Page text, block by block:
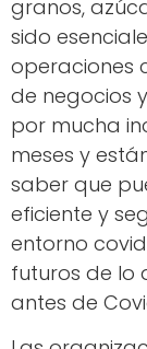
granos,
sido
operaciones
de negocios
por mucha
meses y
saber que
eficiente y
entorno
futuros de lo
antes de